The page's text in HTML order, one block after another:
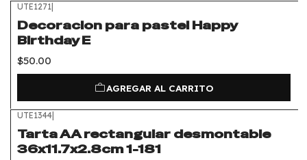
UTE1271|
Decoracion para pastel Happy
Birthday E
$50.00
AGREGAR AL CARRITO
UTE1344|
Tarta AA rectangular desmontable
36x11.7x2.8cm 1-181